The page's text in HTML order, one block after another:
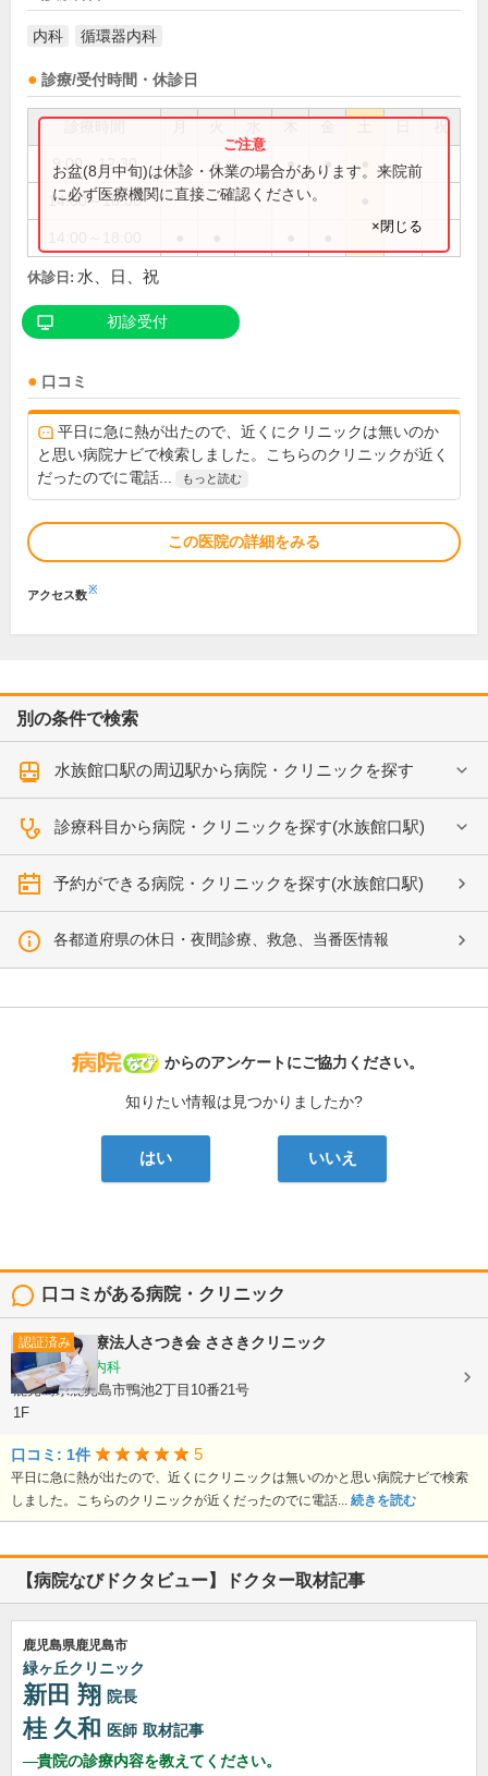
内科 循環器内科
診療/受付時間・休診日
祝
9:00～12:30 ● ● ● ●
14:00～16:00
お盆(8月中旬)は休診・休業の場合があります。来院前
に必ず医療機関に直接ご確認ください。
×閉じる
休診日: 水、日、祝
初診受付
口コミ
平日に急に熱が出たので、近くにクリニックは無いのか
と思い病院ナビで検索しました。こちらのクリニックが近く
だったのでに電話...
もっと読む
この医院の詳細をみる
アクセス数※
別の条件で検索
水族館口駅の周辺駅から病院・クリニックを探す
診療科目から病院・クリニックを探す(水族館口駅)
予約ができる病院・クリニックを探す(水族館口駅)
各都道府県の休日・夜間診療、救急、当番医情報
病院なび
からのアンケートにご協力ください。
知りたい情報は見つかりましたか?
はい いいえ
口コミがある病院・クリニック
認証済み 医療法人さつき会 ささきクリニック
内科, 循環器内科
鹿児島県鹿児島市鴨池2丁目10番21号
1F
口コミ: 1件 5
平日に急に熱が出たので、近くにクリニックは無いのかと思い病院ナビで検索
しました。こちらのクリニックが近くだったのでに電話... 続きを読む
【病院なびドクタビュー】ドクター取材記事
鹿児島県鹿児島市
緑ヶ丘クリニック
新田 翔 院長
桂 久和 医師 取材記事
貴院の診療内容を教えてください。